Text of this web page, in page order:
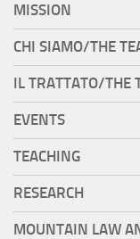
MISSION
CHI SIAMO/THE
IL TRATTATO/THE
EVENTS
TEACHING
RESEARCH
MOUNTAIN LAW